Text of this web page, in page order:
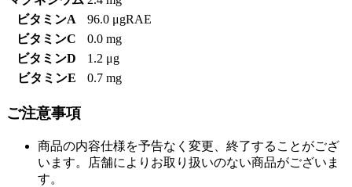
ビタミンA
96.0 μgRAE
ビタミンC
0.0 mg
ビタミンD
1.2 μg
ビタミンE
0.7 mg
ご注意事項
商品の内容仕様を予告なく変更、終了することがござ
います。店舗によりお取り扱いのない商品がございま
す。